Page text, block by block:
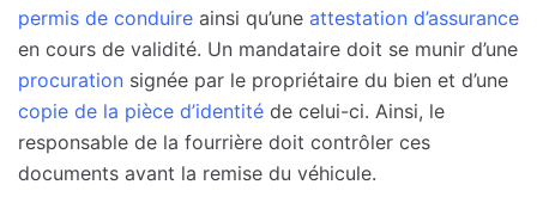
permis de conduire ainsi qu’une attestation d’assurance
en cours de validité. Un mandataire doit se munir d’une
procuration signée par le propriétaire du bien et d’une
copie de la pièce d’identité de celui-ci. Ainsi, le
responsable de la fourrière doit contrôler ces
documents avant la remise du véhicule.